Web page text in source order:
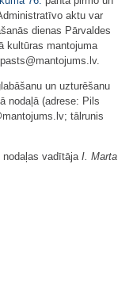
aktu var
dienas Pārvaldes
kultūras mantojuma
un uzturēšanu
nodaļā (adrese: Pils
tālrunis
nodaļas vadītāja I. Marta